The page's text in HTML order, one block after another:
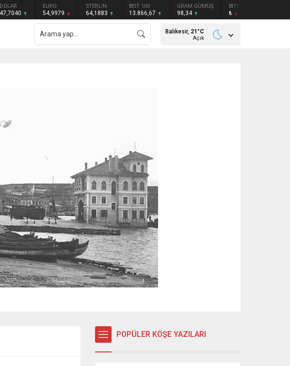
DOLAR
47,7040
EURO
54,9979
STERLİN
64,1883
BIST 100
13.866,67
GRAM GÜMÜŞ
98,34
BITCOIN
₺
Balıkesir, 21 °C
Açık
POPÜLER KÖŞE YAZILARI